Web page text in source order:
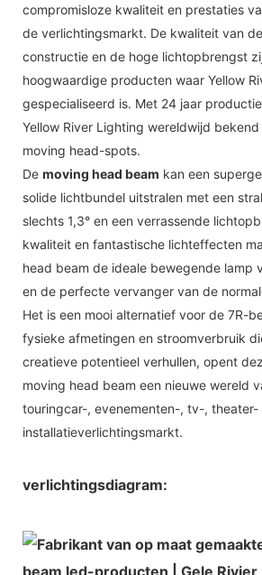
compromisloze kwaliteit en prestaties
de verlichtingsmarkt. De kwaliteit van
constructie en de hoge lichtopbrengst
hoogwaardige producten waar Yellow
gespecialiseerd is. Met 24 jaar
Yellow River Lighting wereldwijd
moving head-spots.
De moving head beam kan een
solide lichtbundel uitstralen met een
slechts 1,3° en een verrassende
kwaliteit en fantastische lichteffecten
head beam de ideale bewegende lamp
en de perfecte vervanger van de
Het is een mooi alternatief voor de 7R-
fysieke afmetingen en stroomverbruik
creatieve potentieel verhullen, opent
moving head beam een ​​nieuwe wereld
touringcar-, evenementen-, tv-, theater-
installatieverlichtingsmarkt.
verlichtingsdiagram: